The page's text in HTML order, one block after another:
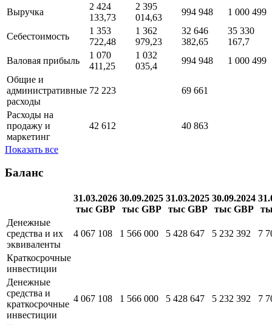
Выручка
2 424
133,73
2 395
014,63
994 948 1 000 499
Себестоимость
1 353
722,48
1 362
979,23
32 646
382,65
35 330
167,7
Валовая прибыль
1 070
411,25
1 032
035,4
994 948
1 000 499
Общие и
административные
расходы
72 223 69 661
Расходы на
продажу и
маркетинг
42 612 40 863
Показать все
Баланс
31.03.2026
тыс GBP
30.09.2025
тыс GBP
31.03.2025
тыс GBP
30.09.2024
тыс GBP
Денежные
средства и их
эквиваленты
4 067 108 1 566 000 5 428 647 5 232 392 7
Краткосрочные
инвестиции
Денежные
средства и
краткосрочные
инвестиции
4 067 108 1 566 000 5 428 647 5 232 392 7